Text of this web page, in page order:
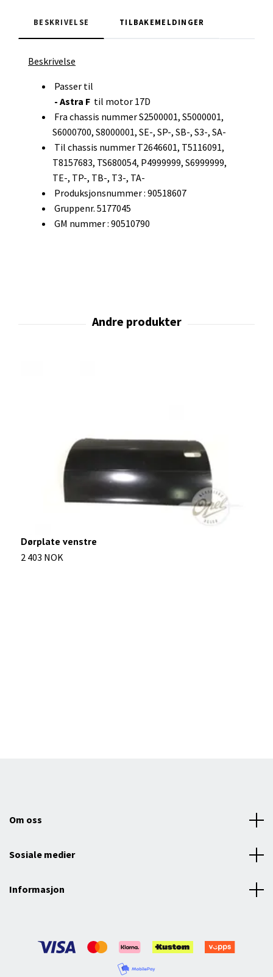
BESKRIVELSE TILBAKEMELDINGER
Beskrivelse
Passer til
- Astra F til motor 17D
Fra chassis nummer S2500001, S5000001,
S6000700, S8000001, SE-, SP-, SB-, S3-, SA-
Til chassis nummer T2646601, T5116091,
T8157683, TS680054, P4999999, S6999999,
TE-, TP-, TB-, T3-, TA-
Produksjonsnummer : 90518607
Gruppenr. 5177045
GM nummer : 90510790
Dørplate venstre
2 403 NOK
Om oss
Sosiale medier
Informasjon